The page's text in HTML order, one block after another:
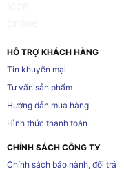
HỖ TRỢ KHÁCH HÀNG
Tin khuyến mại
Tư vấn sản phẩm
Hướng dẫn mua hàng
Hình thức thanh toán
CHÍNH SÁCH CÔNG TY
Chính sách bảo hành, đổi trả